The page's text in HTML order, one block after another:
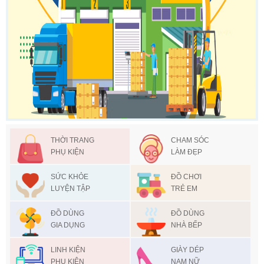
THỜI TRANG
PHỤ KIỆN
CHAM SÓC
LÀM ĐẸP
SỨC KHỎE
LUYỆN TẬP
ĐỒ CHƠI
TRẺ EM
ĐỒ DÙNG
GIA DỤNG
ĐỒ DÙNG
NHÀ BẾP
LINH KIỆN
PHỤ KIỆN
GIÀY DÉP
NAM NỮ